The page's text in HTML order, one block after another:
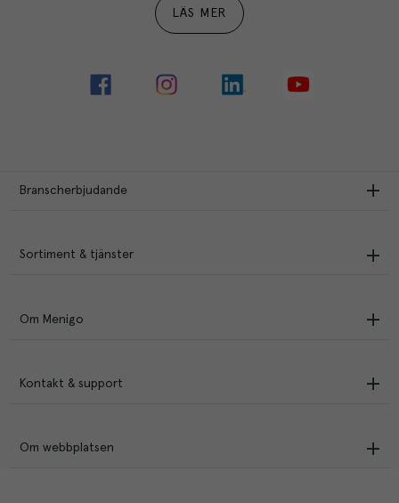
LÄS MER
Branscherbjudande
Sortiment & tjänster
Om Menigo
Kontakt & support
Om webbplatsen